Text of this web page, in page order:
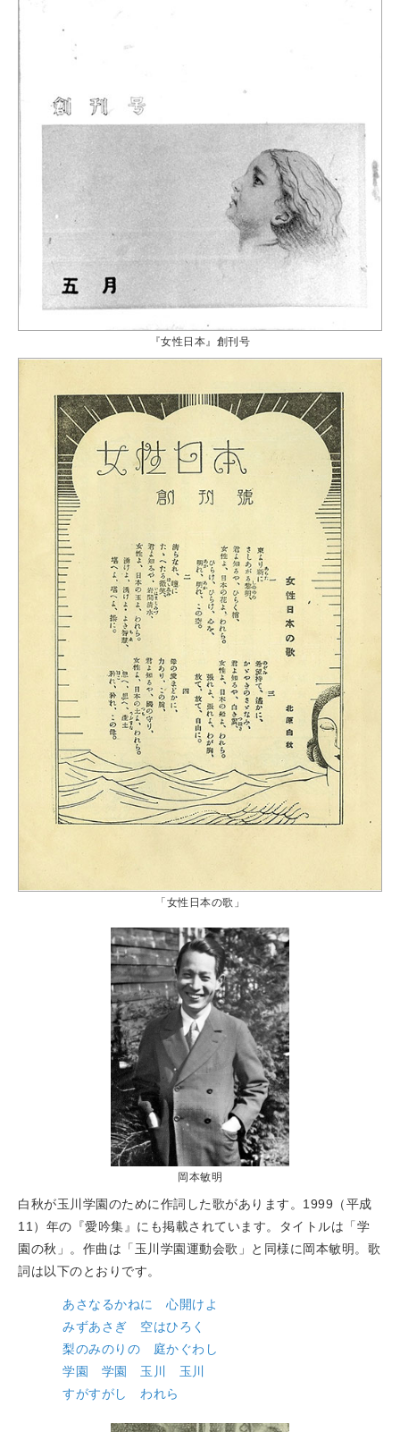
『女性日本』創刊号
「女性日本の歌」
岡本敏明
白秋が玉川学園のために作詞した歌があります。1999（平成
11）年の『愛吟集』にも掲載されています。タイトルは「学
園の秋」。作曲は「玉川学園運動会歌」と同様に岡本敏明。歌
詞は以下のとおりです。
あさなるかねに 心開けよ
みずあさぎ 空はひろく
梨のみのりの 庭かぐわし
学園 学園 玉川 玉川
すがすがし われら